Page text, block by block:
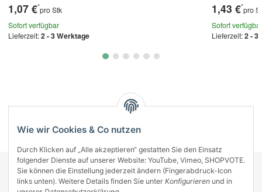
1,07 €*pro Stk
Sofort verfügbar
Lieferzeit:2 - 3 Werktage
1,43 €*pro
Sofort verfügbar
Lieferzeit:2 - 3
KONTAKT
INFORMATIONEN
Wie wir Cookies & Co nutzen
Durch Klicken auf „Alle akzeptieren“ gestatten Sie den Einsatz
folgender Dienste auf unserer Website: YouTube, Vimeo, SHOPVOTE.
Sie können die Einstellung jederzeit ändern (Fingerabdruck-Icon
links unten). Weitere Details finden Sie unter Konfigurieren und in